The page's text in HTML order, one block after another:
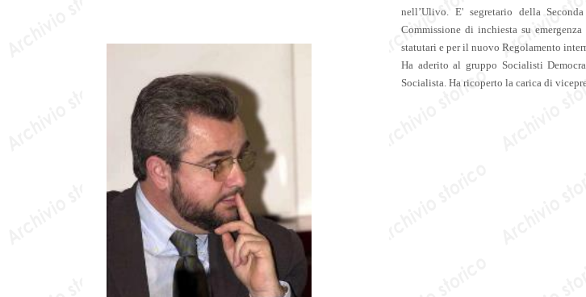
nell’Ulivo. E' segretario della
Commissione di inchiesta su
statutari e per il nuovo Regolamento
Ha aderito al gruppo Socialisti
Socialista. Ha ricoperto la carica di